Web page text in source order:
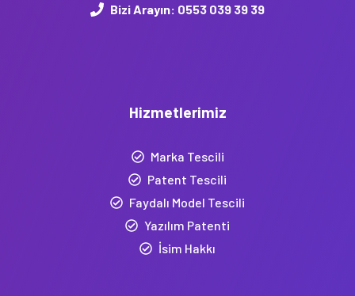
Bizi Arayın: 0553 039 39 39
Hizmetlerimiz
Marka Tescili
Patent Tescili
Faydalı Model Tescili
Yazılım Patenti
İsim Hakkı